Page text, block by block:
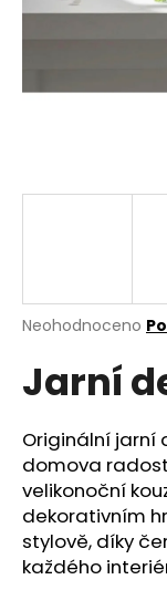
Průměrné
produktu
je
z
5
hvězdiček.
Neohodnoceno
Jarní
Originální jarní
domova
velikonoční
dekorativním
stylově, díky
každého
í
o
p
o
r
u
č
u
j
e